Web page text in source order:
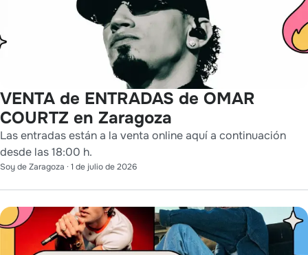
VENTA de ENTRADAS de OMAR
COURTZ en Zaragoza
Las entradas están a la venta online aquí a continuación
desde las 18:00 h.
Soy de Zaragoza · 1 de julio de 2026